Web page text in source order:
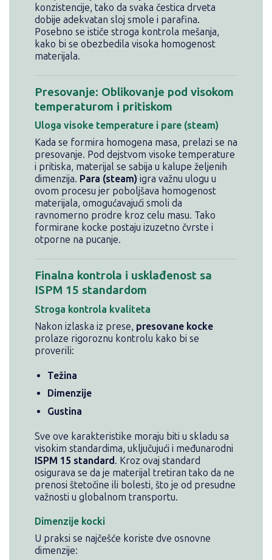
konzistencije, tako da svaka čestica drveta
dobije adekvatan sloj smole i parafina.
Posebno se ističe stroga kontrola mešanja,
kako bi se obezbedila visoka homogenost
materijala.
Presovanje: Oblikovanje pod visokom
temperaturom i pritiskom
Uloga visoke temperature i pare (steam)
Kada se formira homogena masa, prelazi se na
presovanje. Pod dejstvom visoke temperature
i pritiska, materijal se sabija u kalupe željenih
dimenzija. Para (steam) igra važnu ulogu u
ovom procesu jer poboljšava homogenost
materijala, omogućavajući smoli da
ravnomerno prodre kroz celu masu. Tako
formirane kocke postaju izuzetno čvrste i
otporne na pucanje.
Finalna kontrola i usklađenost sa
ISPM 15 standardom
Stroga kontrola kvaliteta
Nakon izlaska iz prese, presovane kocke
prolaze rigoroznu kontrolu kako bi se
proverili:
Težina
Dimenzije
Gustina
Sve ove karakteristike moraju biti u skladu sa
visokim standardima, uključujući i međunarodni
ISPM 15 standard. Kroz ovaj standard
osigurava se da je materijal tretiran tako da ne
prenosi štetočine ili bolesti, što je od presudne
važnosti u globalnom transportu.
Dimenzije kocki
U praksi se najčešće koriste dve osnovne
dimenzije: